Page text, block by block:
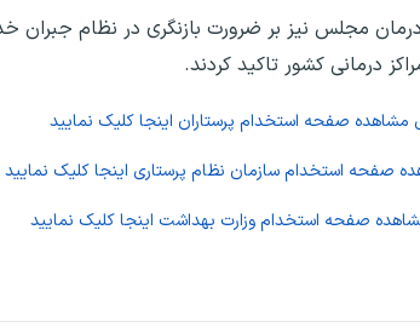
مجلس نیز بر ضرورت بازنگری در نظام جبران
درمانی کشور تاکید کردند.
مشاهده صفحه استخدام پرستاران اینجا کلیک نمایید
صفحه استخدام سازمان نظام پرستاری اینجا کلیک نمایید
صفحه استخدام وزارت بهداشت اینجا کلیک نمایید